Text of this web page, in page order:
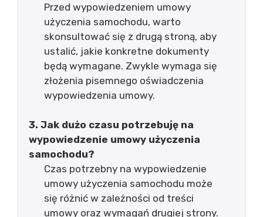
Przed wypowiedzeniem umowy
użyczenia samochodu, warto
skonsultować się z drugą stroną, aby
ustalić, jakie konkretne dokumenty
będą wymagane. Zwykle wymaga się
złożenia pisemnego oświadczenia
wypowiedzenia umowy.
3. Jak dużo czasu potrzebuję na
wypowiedzenie umowy użyczenia
samochodu?
Czas potrzebny na wypowiedzenie
umowy użyczenia samochodu może
się różnić w zależności od treści
umowy oraz wymagań drugiej strony.